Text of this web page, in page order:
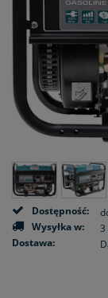
Dostępność:
Wysyłka w:
3
Dostawa:
Cena nie